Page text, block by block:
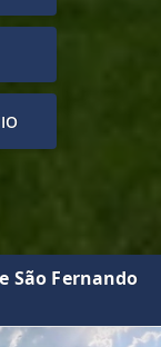
São Fernando